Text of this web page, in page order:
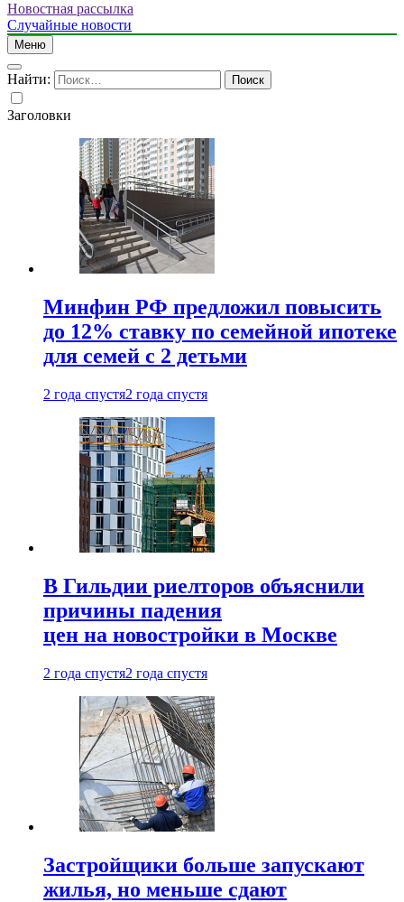
Новостная рассылка
Случайные новости
Меню
Найти:
Заголовки
Минфин РФ предложил повысить
до 12% ставку по семейной ипотеке
для семей с 2 детьми
2 года спустя2 года спустя
В Гильдии риелторов объяснили
причины падения
цен на новостройки в Москве
2 года спустя2 года спустя
Застройщики больше запускают
жилья, но меньше сдают